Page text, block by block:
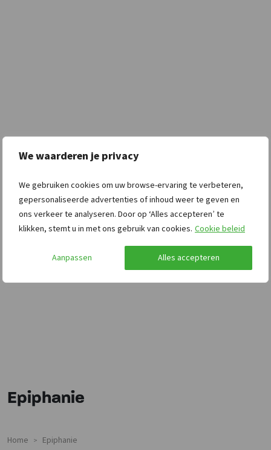
We waarderen je privacy
We gebruiken cookies om uw browse-ervaring te verbeteren,
gepersonaliseerde advertenties of inhoud weer te geven en
ons verkeer te analyseren. Door op ‘Alles accepteren’ te
klikken, stemt u in met ons gebruik van cookies. Cookie beleid
Aanpassen Alles accepteren
Epiphanie
Home > Epiphanie